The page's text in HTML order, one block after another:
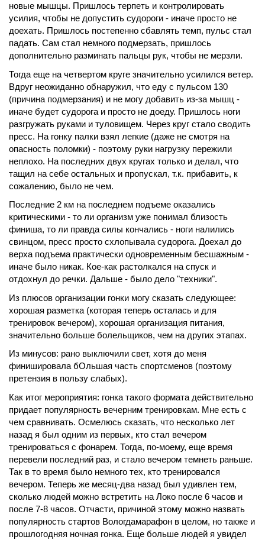
новые мышцы. Пришлось терпеть и контролировать
усилия, чтобы не допустить судороги - иначе просто не
доехать. Пришлось постепенно сбавлять темп, пульс стал
падать. Сам стал немного подмерзать, пришлось
дополнительно разминать пальцы рук, чтобы не мерзли.
Тогда еще на четвертом круге значительно усилился ветер.
Вдруг неожиданно обнаружил, что еду с пульсом 130
(причина подмерзания) и не могу добавить из-за мышц -
иначе будет судорога и просто не доеду. Пришлось ноги
разгружать руками и туловищем. Через круг стало сводить
пресс. На гонку палки взял легкие (даже не смотря на
опасность поломки) - поэтому руки нагрузку пережили
неплохо. На последних двух кругах только и делал, что
тащил на себе остальных и пропускал, т.к. прибавить, к
сожалению, было не чем.
Последние 2 км на последнем подъеме оказались
критическими - то ли организм уже понимал близость
финиша, то ли правда силы кончались - ноги налились
свинцом, пресс просто схлопывала судорога. Доехал до
верха подъема практически одновременным бесшажным -
иначе было никак. Кое-как растолкался на спуск и
отдохнул до речки. Дальше - было дело "техники".
Из плюсов организации гонки могу сказать следующее:
хорошая разметка (которая теперь осталась и для
тренировок вечером), хорошая организация питания,
значительно больше болельщиков, чем на других этапах.
Из минусов: рано выключили свет, хотя до меня
финишировала бОльшая часть спортсменов (поэтому
претензия в пользу слабых).
Как итог мероприятия: гонка такого формата действительно
придает популярность вечерним тренировкам. Мне есть с
чем сравнивать. Осмелюсь сказать, что несколько лет
назад я был одним из первых, кто стал вечером
тренироваться с фонарем. Тогда, по-моему, еще время
перевели последний раз, и стало вечером темнеть раньше.
Так в то время было немного тех, кто тренировался
вечером. Теперь же месяц-два назад был удивлен тем,
сколько людей можно встретить на Локо после 6 часов и
после 7-8 часов. Отчасти, причиной этому можно назвать
популярность стартов Вологдамарафон в целом, но также и
прошлогодняя ночная гонка. Еще больше людей я увидел